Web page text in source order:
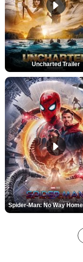
Uncharted Trailer
Spider-Man: No Way